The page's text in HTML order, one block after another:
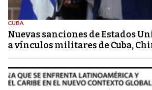
CUBA
Nuevas sanciones de Estados
a vínculos militares de Cuba,